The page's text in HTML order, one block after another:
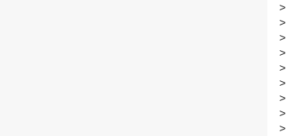
>
>
>
>
>
>
>
>
>